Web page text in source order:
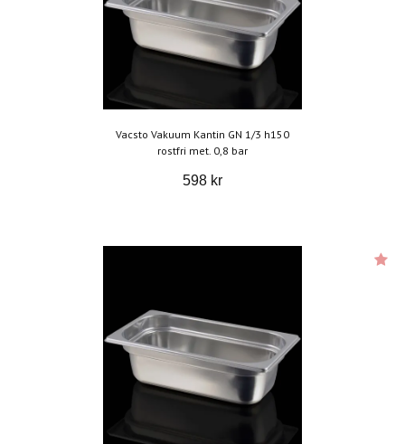
Vacsto Vakuum Kantin GN 1/3 h150
rostfri met. 0,8 bar
598 kr